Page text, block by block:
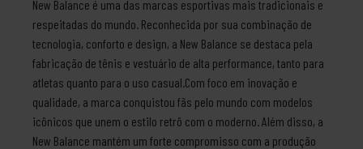
New Balance é uma das marcas esportivas mais tradicionais e
respeitadas do mundo. Reconhecida por sua combinação de
tecnologia, conforto e design, a New Balance se destaca pela
fabricação de tênis e vestuário de alta performance, tanto para
atletas quanto para o uso casual.Com foco em inovação e
qualidade, a marca conquistou fãs pelo mundo com modelos
icônicos que unem o estilo retrô com o moderno. Além disso, a
New Balance mantém um forte compromisso com a produção